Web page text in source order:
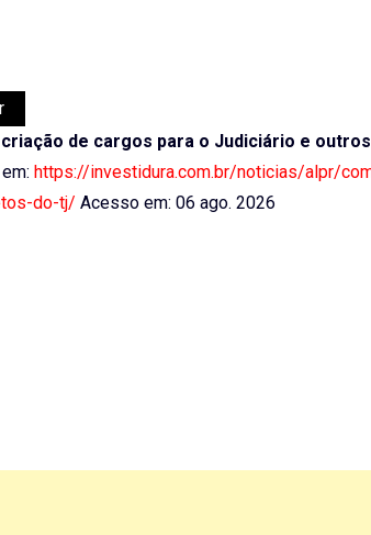
de cargos para o Judiciário e
https://investidura.com.br/noticias/alpr/
do-tj/ Acesso em: 06 ago. 2026